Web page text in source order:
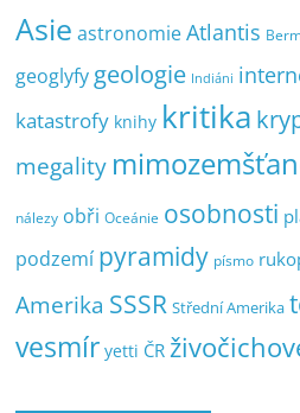
Asie astronomie Atlantis
geoglyfy geologie Indiáni
katastrofy knihy kritika
megality
nálezy obři Oceánie osobnosti
podzemí pyramidy písmo
Amerika SSSR Střední Amerika
vesmír yetti ČR